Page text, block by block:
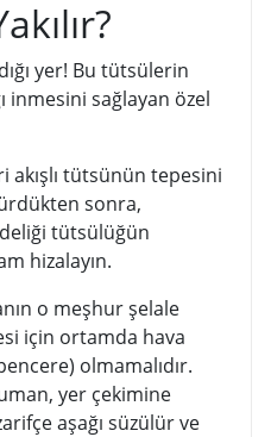
yer! Bu tütsülerin
inmesini sağlayan özel
akışlı tütsünün tepesini
sonra,
tütsülüğün
hizalayın.
o meşhur şelale
için ortamda hava
olmamalıdır.
yer çekimine
aşağı süzülür ve